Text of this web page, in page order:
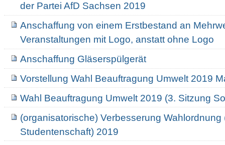
der Partei AfD Sachsen 2019
Anschaffung von einem Erstbestand an
Veranstaltungen mit Logo, anstatt ohne Logo
Anschaffung Gläserspülgerät
Vorstellung Wahl Beauftragung Umwelt 2019
Wahl Beauftragung Umwelt 2019 (3. Sitzung
(organisatorische) Verbesserung
Studentenschaft) 2019